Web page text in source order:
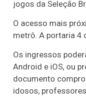
jogos da Seleção
O acesso mais
metrô. A portaria 4
Os ingressos
Android e iOS, ou
documento
idosos,